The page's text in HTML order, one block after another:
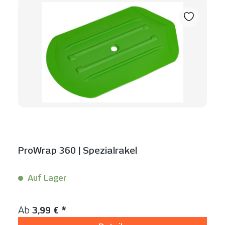
ProWrap 360 | Spezialrakel
Auf Lager
Regulärer Preis:
Ab 3,99 € *